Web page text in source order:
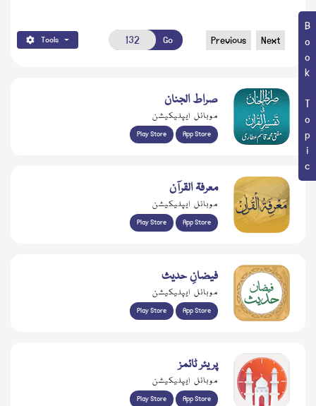
Book Topic
Tools Go Previous Next
صراط الجنان
موبائل ایپلیکیشن
Play Store App Store
معرفۃ القرآن
موبائل ایپلیکیشن
Play Store App Store
فیضانِ حدیث
موبائل ایپلیکیشن
Play Store App Store
پریئر ٹائمز
موبائل ایپلیکیشن
Play Store App Store